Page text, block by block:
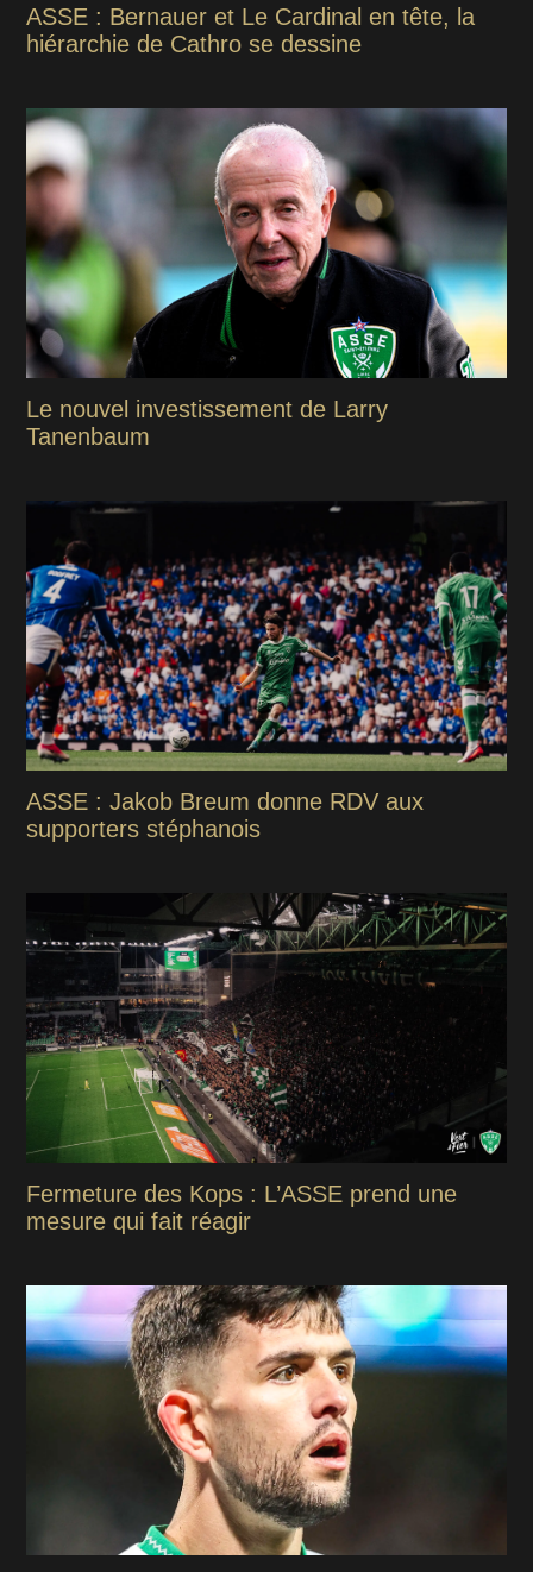
ASSE : Bernauer et Le Cardinal en tête, la
hiérarchie de Cathro se dessine
Le nouvel investissement de Larry
Tanenbaum
ASSE : Jakob Breum donne RDV aux
supporters stéphanois
Fermeture des Kops : L’ASSE prend une
mesure qui fait réagir